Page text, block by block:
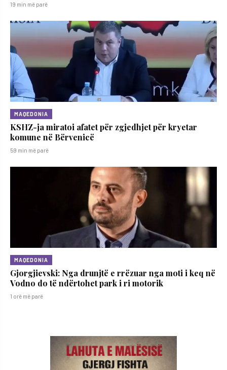
19 min më parë
MAQEDONIA
KSHZ-ja miratoi afatet për zgjedhjet për kryetar
komune në Bërvenicë
59 min më parë
MAQEDONIA
Gjorgjievski: Nga drunjtë e rrëzuar nga moti i keq në
Vodno do të ndërtohet park i ri motorik
1 orë më parë